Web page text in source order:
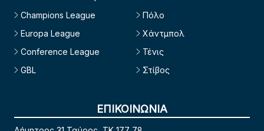
Champions League
Europa League
Conference League
GBL
Πόλο
Χάντμπολ
Τένις
Στίβος
ΕΠΙΚΟΙΝΩΝΙΑ